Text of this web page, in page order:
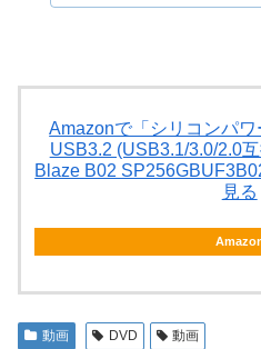
Amazonで「シリコンパ
USB3.2 (USB3.1/3.0/2.0
Blaze B02
見る
動画 DVD 動画